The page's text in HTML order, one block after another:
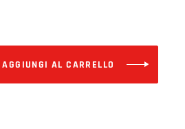
AGGIUNGI AL CARRELLO